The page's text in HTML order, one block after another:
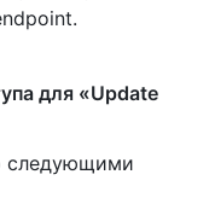
для «Update
следующими